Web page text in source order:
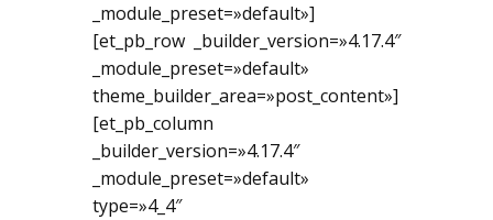
_module_preset=»default»]
[et_pb_row _builder_version=»4.17.4″
_module_preset=»default»
theme_builder_area=»post_content»]
[et_pb_column
_builder_version=»4.17.4″
_module_preset=»default»
type=»4_4″